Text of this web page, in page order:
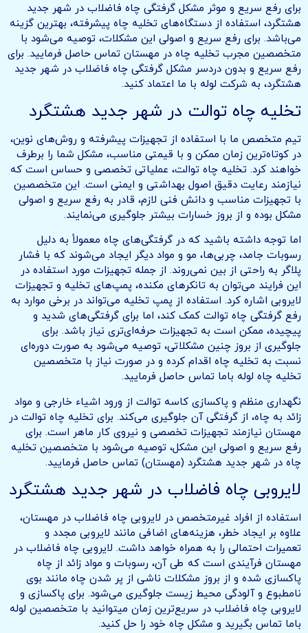
برای رفع سریع و موثر مشکل گرفتگی چاه فاضلاب در شهر جدید
هشتگرد، استفاده از دستگاه‌های تخلیه چاه پیشرفته، بهترین گزینه
می‌باشد. برای رفع سریع و اصولی این مشکلات، توصیه می‌شود با
متخصصین مجرب تخلیه چاه در مهستان تماس حاصل فرمایید. برای
رفع سریع و بدون دردسر مشکل گرفتگی چاه فاضلاب در شهر جدید
هشتگرد، به شرکت لوله با ما اعتماد کنید.
تخلیه چاه توالت در شهر جدید هشتگرد
تیم متخصص ما با استفاده از تجهیزات پیشرفته و روش‌های نوین،
در کوتاه‌ترین زمان ممکن و با قیمتی مناسب، مشکل شما را برطرف
خواهند کرد. تخلیه چاه توالت، عملیاتی تخصصی و حساس است که
نیازمند رعایت دقیق اصول بهداشتی و ایمنی است. این متخصصین
با تجهیزات مناسب و دانش فنی لازم، قادر به رفع سریع و اصولی
مشکل بوده و از بروز خسارات بیشتر جلوگیری می‌نمایند.
اما توجه داشته باشید که در گرفتگی‌های چاه معمولاً به دلیل
رسوبات جامد، چربی‌ها، مو و مواد دیگر ایجاد می‌شوند که با فشار
پلاگر به راحتی از بین نمی‌روند. از جمله تجهیزات مورد استفاده در
این فرایند می‌توان به تانکرهای مکنده، پمپ‌های تخلیه و تجهیزات
لایروبی اشاره کرد. استفاده از پمپ تخلیه می‌تواند در برخی موارد به
رفع گرفتگی چاه توالت کمک کند، اما برای گرفتگی‌های شدید و
پیچیده، ممکن است به تجهیزات حرفه‌ای‌تری نیاز باشد. برای
جلوگیری از بروز چنین مشکلاتی، توصیه می‌شود به صورت دوره‌ای
نسبت به تخلیه چاه اقدام کرده و در صورت نیاز با متخصصین
تخلیه چاه لوله باما تماس حاصل فرمایید.
نگهداری منظم و پاکسازی کاسه توالت از ورود اشیاء خارجی و مواد
زائد به چاه، از گرفتگی آن جلوگیری می‌کند. برای تخلیه چاه توالت در
مهستان نیازمند تجهیزات تخصصی و نیروی کار ماهر است. برای
رفع سریع و اصولی این مشکل، توصیه می‌شود با متخصصین تخلیه
چاه در شهر جدید هشتگرد (مهستان) تماس حاصل فرمایید.
لایروبی چاه فاضلاب در شهر جدید هشتگرد
استفاده از افراد غیرمتخصص در لایروبی چاه فاضلاب در مهستان،
علاوه بر ایجاد خطر، هزینه‌های اضافی مانند لایروبی مجدد و
تعمیرات احتمالی را به همراه خواهد داشت. لایروبی چاه فاضلاب در
مهستان فرآیندی است که طی آن، رسوبات و مواد زائد از چاه
پاکسازی شده و از بروز مشکلات ناشی از پر شدن چاه مانند بوی
نامطبوع و آلودگی محیط زیست جلوگیری می‌شود. برای پاکسازی و
لایروبی چاه فاضلاب در سریع‌ترین زمان میتوانید با متخصصین لوله
باما تماس بگیرید و مشکل چاه خود را حل کنید.